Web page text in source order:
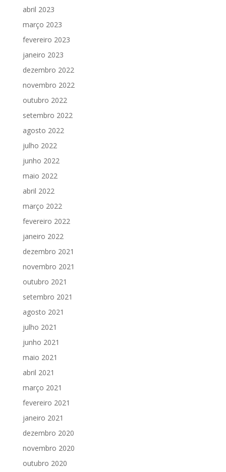
abril 2023
março 2023
fevereiro 2023
janeiro 2023
dezembro 2022
novembro 2022
outubro 2022
setembro 2022
agosto 2022
julho 2022
junho 2022
maio 2022
abril 2022
março 2022
fevereiro 2022
janeiro 2022
dezembro 2021
novembro 2021
outubro 2021
setembro 2021
agosto 2021
julho 2021
junho 2021
maio 2021
abril 2021
março 2021
fevereiro 2021
janeiro 2021
dezembro 2020
novembro 2020
outubro 2020